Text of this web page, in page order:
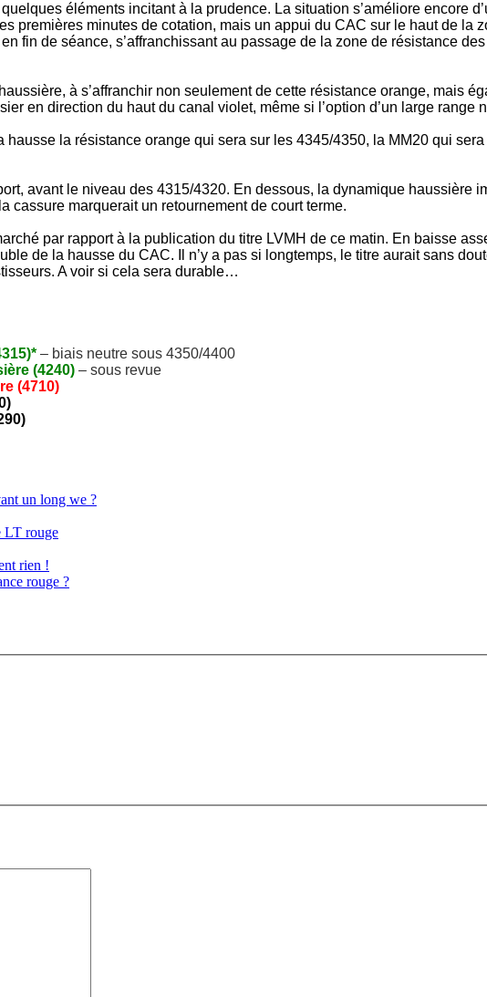
éléments incitant à la prudence. La situation s’améliore encore
premières minutes de cotation, mais un appui du CAC sur le haut de la
fin de séance, s’affranchissant au passage de la zone de résistance
à s’affranchir non seulement de cette résistance orange, mais
en direction du haut du canal violet, même si l’option d’un large range
la résistance orange qui sera sur les 4345/4350, la MM20 qui
avant le niveau des 4315/4320. En dessous, la dynamique haussière
cassure marquerait un retournement de court terme.
par rapport à la publication du titre LVMH de ce matin. En baisse
de la hausse du CAC. Il n’y a pas si longtemps, le titre aurait sans
A voir si cela sera durable…
– biais neutre sous 4350/4400
(4240) – sous revue
(4710)
un long we ?
LT rouge
rien !
rouge ?